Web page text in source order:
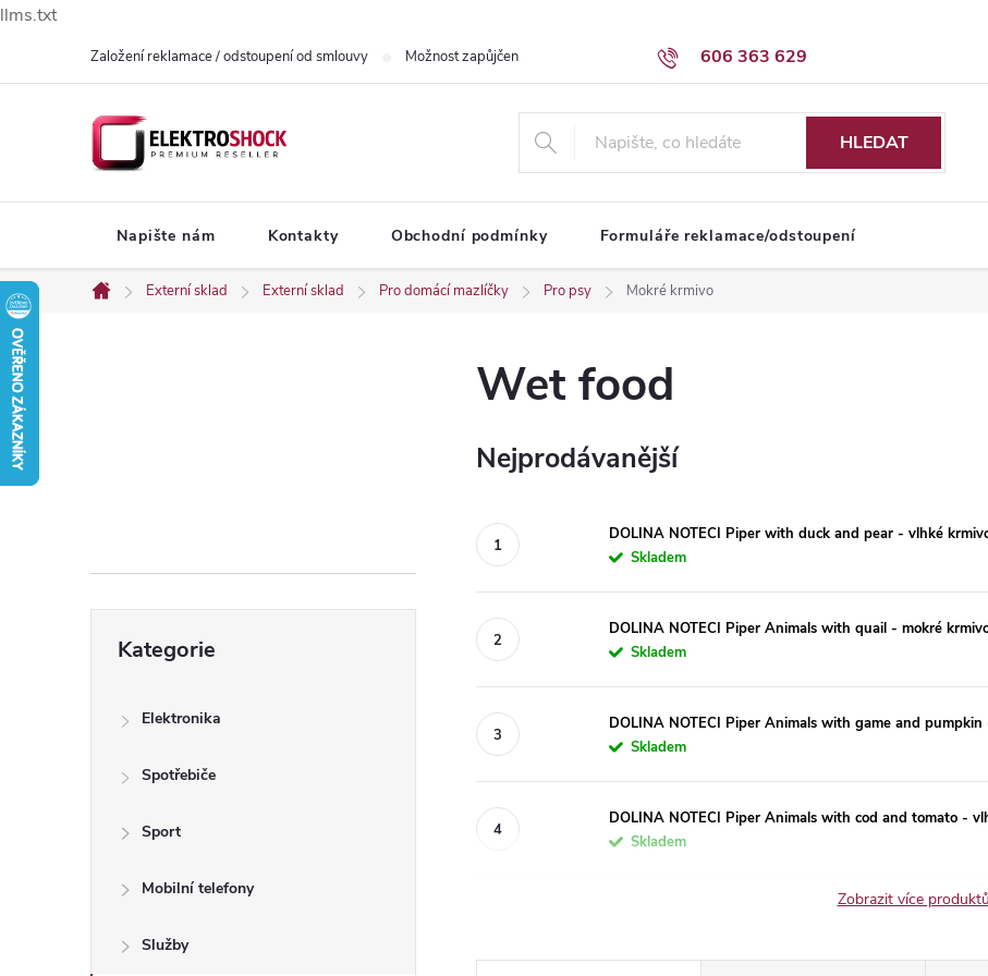
llms.txt
606 363 629
Založení reklamace / odstoupení od smlouvy Možnost zapůjčení dodávky Obchodní podmínky
HLEDAT
Napište nám Kontakty Obchodní podmínky Formuláře reklamace/odstoupení
Domů
Externí sklad Externí sklad Pro domácí mazlíčky Pro psy Mokré krmivo
r
kategorie
Kategorie
Elektronika
Spotřebiče
Sport
Mobilní telefony
Služby
Wet food
Nejprodávanější
DOLINA NOTECI Piper with duck and pear - vlhké
Skladem
DOLINA NOTECI Piper Animals with quail - mokré
Skladem
DOLINA NOTECI Piper Animals with game and
Skladem
DOLINA NOTECI Piper Animals with cod and tomato -
Skladem
Zobrazit více produktů